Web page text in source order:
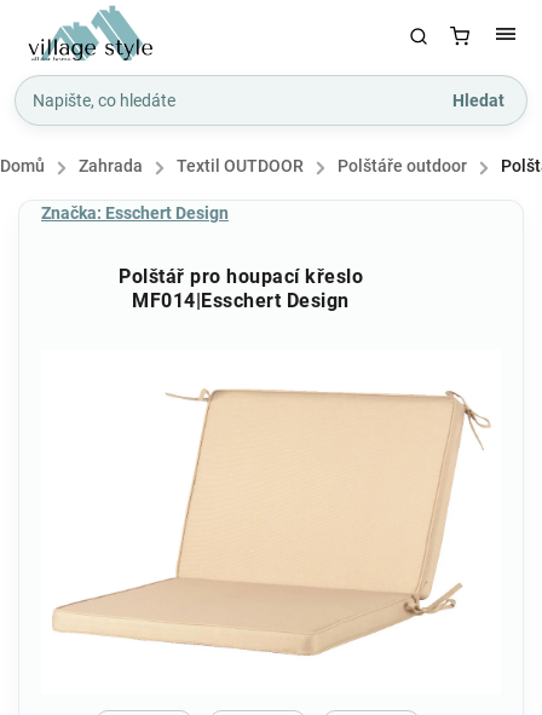
Hledat
Domů / Zahrada / Textil OUTDOOR / Polštáře outdoor /
Polštář pro houpací křeslo
MF014|Esschert Design
Značka: Esschert Design